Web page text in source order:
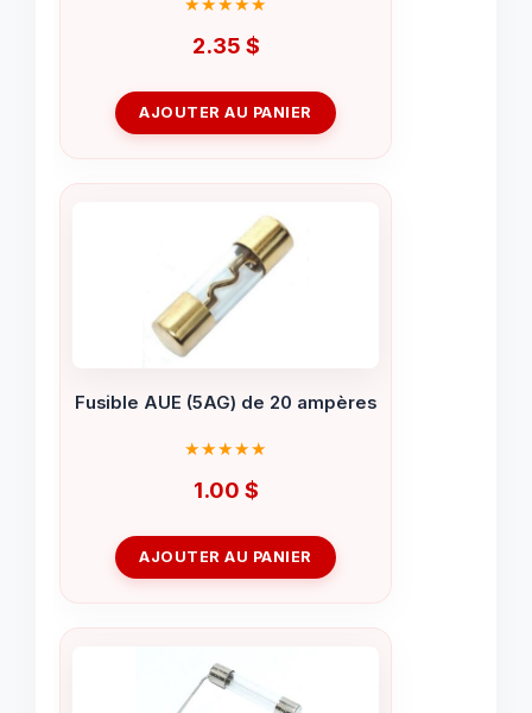
2.35 $
AJOUTER AU PANIER
Fusible AUE (5AG) de 20 ampères
1.00 $
AJOUTER AU PANIER